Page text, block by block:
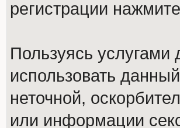
регистрации
Пользуясь
использовать
неточной,
или информации